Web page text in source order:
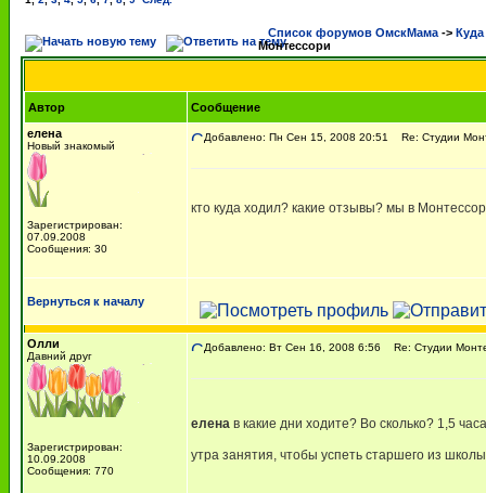
Список форумов ОмскМама -> Куда
Монтессори
Автор
Сообщение
елена
Новый знакомый
Зарегистрирован:
07.09.2008
Сообщения: 30
Добавлено: Пн Сен 15, 2008 20:51 Re: Студии
кто куда ходил? какие отзывы? мы в
Вернуться к началу
Олли
Давний друг
Зарегистрирован:
10.09.2008
Сообщения: 770
Добавлено: Вт Сен 16, 2008 6:56 Re: Студии
елена в какие дни ходите? Во сколько? 1,5
утра занятия, чтобы успеть старшего из